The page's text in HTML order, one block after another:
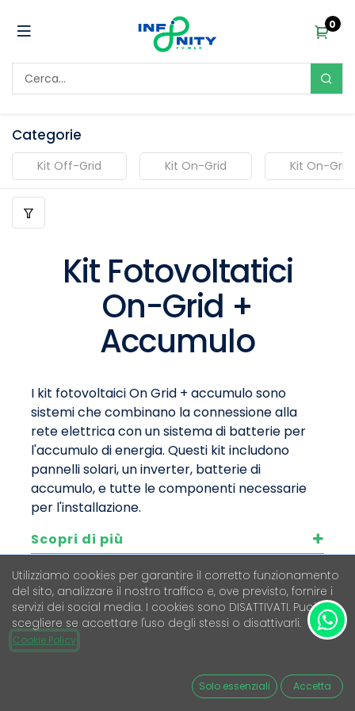
0
Categorie
Kit Off-Grid Kit On-Grid Kit On-
Kit Fotovoltatici
On-Grid +
Accumulo
I kit fotovoltaici On Grid + accumulo sono
sistemi che combinano la connessione alla
rete elettrica con un sistema di batterie per
l'accumulo di energia. Questi kit includono
pannelli solari, un inverter, batterie di
accumulo, e tutte le componenti necessarie
per l'installazione.
Scopri di più
Utilizziamo cookies per garantire il corretto funzionamento
del sito, analizzare il nostro traffico e, ove previsto, fornire i
servizi dei social media. I cookies sono DISATTIVATI. Puoi
scegliere se accettare l'uso degli stessi o disattivarli.
Cookie Policy
Solo essenziali Accetta